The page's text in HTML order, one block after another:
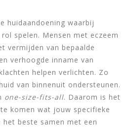
huidaandoening waarbij
spelen. Mensen met eczeem
vermijden van bepaalde
verhoogde inname van
helpen verlichten. Zo
van binnenuit ondersteunen.
one-size-fits-all. Daarom is het
komen wat jouw specifieke
beste samen met een